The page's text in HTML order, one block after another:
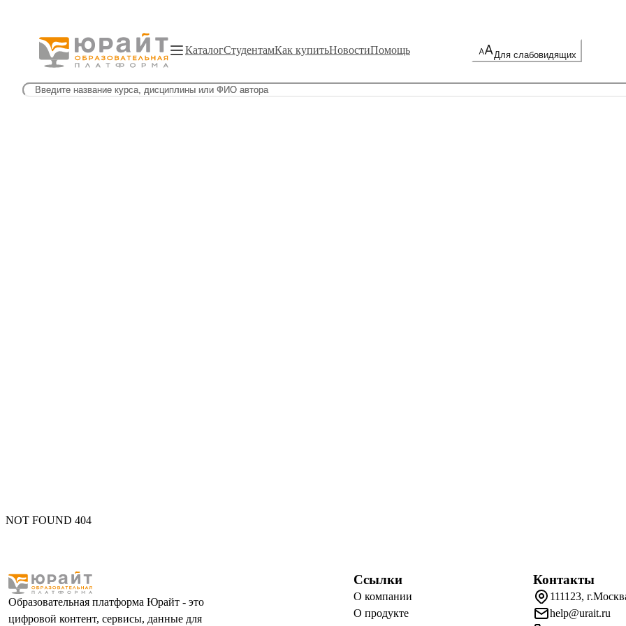
КаталогСтудентамКак купитьНовостиПомощь Для слабовидящих
NOT FOUND 404
Образовательная платформа Юрайт - это
цифровой контент, сервисы, данные для
Ссылки
О компании
О продукте
Контакты
111123,
help@urait.ru